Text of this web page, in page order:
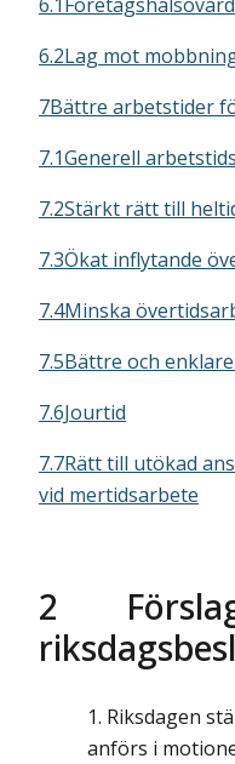
6.2Lag mot
7Bättre arbetstider
7.1Generell
7.2Stärkt rätt till
7.3Ökat inflytande
7.4Minska
7.5Bättre och
7.6Jourtid
7.7Rätt till utökad
vid mertidsarbete
2
Riksdagen
anförs i